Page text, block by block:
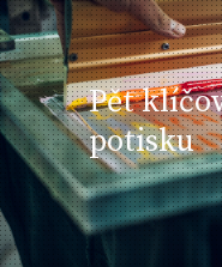
Pět
potisku